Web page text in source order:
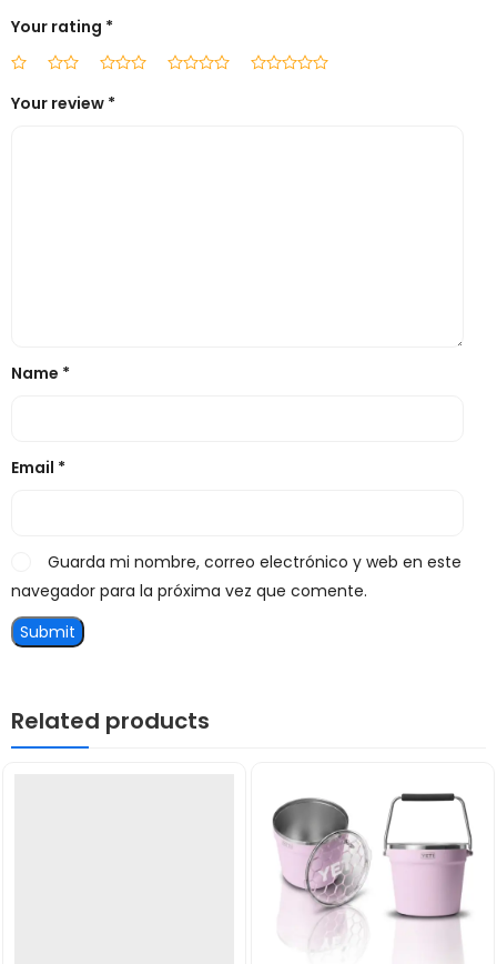
Your rating *
Your review *
Name *
Email *
Guarda mi nombre, correo electrónico y web en este
navegador para la próxima vez que comente.
Related products